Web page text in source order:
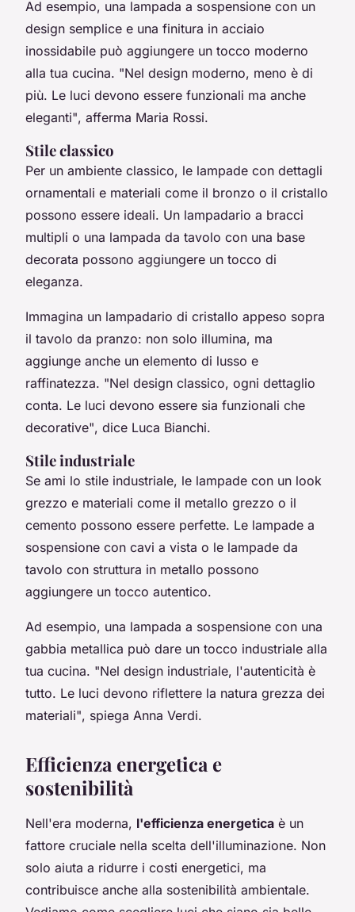
Ad esempio, una lampada a sospensione con un
design semplice e una finitura in acciaio
inossidabile può aggiungere un tocco moderno
alla tua cucina. "Nel design moderno, meno è di
più. Le luci devono essere funzionali ma anche
eleganti", afferma Maria Rossi.
Stile classico
Per un ambiente classico, le lampade con dettagli
ornamentali e materiali come il bronzo o il cristallo
possono essere ideali. Un lampadario a bracci
multipli o una lampada da tavolo con una base
decorata possono aggiungere un tocco di
eleganza.
Immagina un lampadario di cristallo appeso sopra
il tavolo da pranzo: non solo illumina, ma
aggiunge anche un elemento di lusso e
raffinatezza. "Nel design classico, ogni dettaglio
conta. Le luci devono essere sia funzionali che
decorative", dice Luca Bianchi.
Stile industriale
Se ami lo stile industriale, le lampade con un look
grezzo e materiali come il metallo grezzo o il
cemento possono essere perfette. Le lampade a
sospensione con cavi a vista o le lampade da
tavolo con struttura in metallo possono
aggiungere un tocco autentico.
Ad esempio, una lampada a sospensione con una
gabbia metallica può dare un tocco industriale alla
tua cucina. "Nel design industriale, l'autenticità è
tutto. Le luci devono riflettere la natura grezza dei
materiali", spiega Anna Verdi.
Efficienza energetica e
sostenibilità
Nell'era moderna, l'efficienza energetica è un
fattore cruciale nella scelta dell'illuminazione. Non
solo aiuta a ridurre i costi energetici, ma
contribuisce anche alla sostenibilità ambientale.